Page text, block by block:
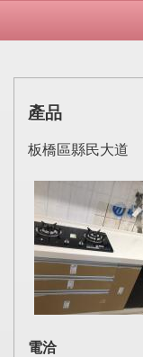
產品
板橋區縣民大道
電洽